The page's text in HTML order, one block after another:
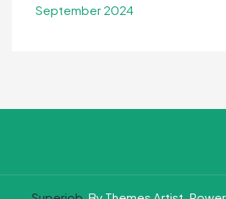
September 2024